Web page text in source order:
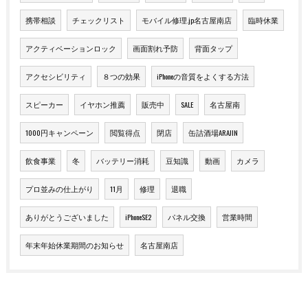
携帯相談 チェックリスト モバイル修理.jp名古屋南店 臨時休業
アクティベーションロック 画面割れ予防 背面タップ
アクセシビリティ ８つの効果 iPhoneの音質をよくする方法
スピーカー イヤホン推薦 販売中 SALE 名古屋南
1000円キャンペーン 閲覧得点 閉店 缶詰酒場ARAJIN
飲食事業 冬 バッテリー消耗 豆知識 動画 カメラ
プロ並みの仕上がり 11月 修理 退職
ありがとうございました iPhoneSE2 パネル交換 営業時間
年末年始休業期間のお知らせ 名古屋南店